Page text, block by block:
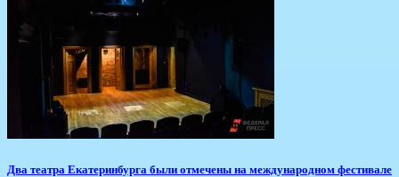
Два театра Екатеринбурга были отмечены на международном фестивале